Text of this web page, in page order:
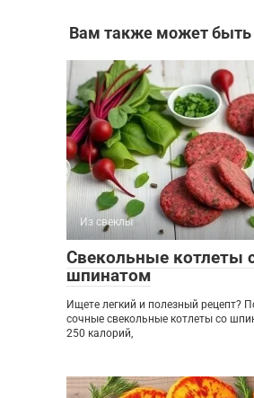
Вам также может быть
Из свеклы
Свекольные котлеты
шпинатом
Ищете легкий и полезный рецепт?
сочные свекольные котлеты со
250 калорий,